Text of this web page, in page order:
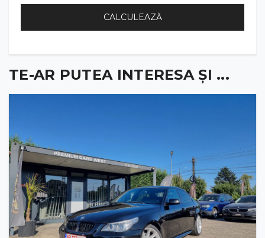
CALCULEAZĂ
TE-AR PUTEA INTERESA ȘI ...